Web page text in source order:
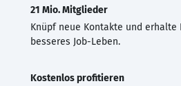
21 Mio. Mitglieder
Knüpf neue Kontakte und erhalte
besseres Job-Leben.
Kostenlos profitieren